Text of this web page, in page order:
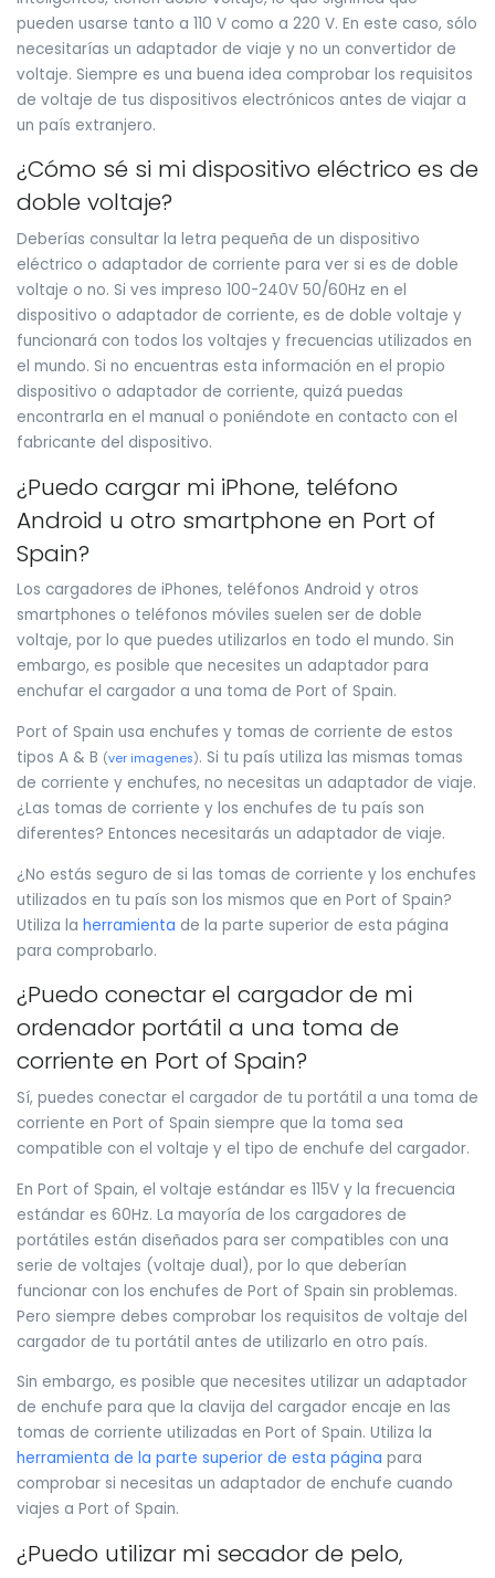
pueden usarse tanto a 110 V como a 220 V. En este caso, sólo
necesitarías un adaptador de viaje y no un convertidor de
voltaje. Siempre es una buena idea comprobar los requisitos
de voltaje de tus dispositivos electrónicos antes de viajar a
un país extranjero.
¿Cómo sé si mi dispositivo eléctrico es de
doble voltaje?
Deberías consultar la letra pequeña de un dispositivo
eléctrico o adaptador de corriente para ver si es de doble
voltaje o no. Si ves impreso 100-240V 50/60Hz en el
dispositivo o adaptador de corriente, es de doble voltaje y
funcionará con todos los voltajes y frecuencias utilizados en
el mundo. Si no encuentras esta información en el propio
dispositivo o adaptador de corriente, quizá puedas
encontrarla en el manual o poniéndote en contacto con el
fabricante del dispositivo.
¿Puedo cargar mi iPhone, teléfono
Android u otro smartphone en Port of
Spain?
Los cargadores de iPhones, teléfonos Android y otros
smartphones o teléfonos móviles suelen ser de doble
voltaje, por lo que puedes utilizarlos en todo el mundo. Sin
embargo, es posible que necesites un adaptador para
enchufar el cargador a una toma de Port of Spain.
Port of Spain usa enchufes y tomas de corriente de estos
tipos A & B (ver imagenes). Si tu país utiliza las mismas tomas
de corriente y enchufes, no necesitas un adaptador de viaje.
¿Las tomas de corriente y los enchufes de tu país son
diferentes? Entonces necesitarás un adaptador de viaje.
¿No estás seguro de si las tomas de corriente y los enchufes
utilizados en tu país son los mismos que en Port of Spain?
Utiliza la herramienta de la parte superior de esta página
para comprobarlo.
¿Puedo conectar el cargador de mi
ordenador portátil a una toma de
corriente en Port of Spain?
Sí, puedes conectar el cargador de tu portátil a una toma de
corriente en Port of Spain siempre que la toma sea
compatible con el voltaje y el tipo de enchufe del cargador.
En Port of Spain, el voltaje estándar es 115V y la frecuencia
estándar es 60Hz. La mayoría de los cargadores de
portátiles están diseñados para ser compatibles con una
serie de voltajes (voltaje dual), por lo que deberían
funcionar con los enchufes de Port of Spain sin problemas.
Pero siempre debes comprobar los requisitos de voltaje del
cargador de tu portátil antes de utilizarlo en otro país.
Sin embargo, es posible que necesites utilizar un adaptador
de enchufe para que la clavija del cargador encaje en las
tomas de corriente utilizadas en Port of Spain. Utiliza la
herramienta de la parte superior de esta página para
comprobar si necesitas un adaptador de enchufe cuando
viajes a Port of Spain.
¿Puedo utilizar mi secador de pelo,